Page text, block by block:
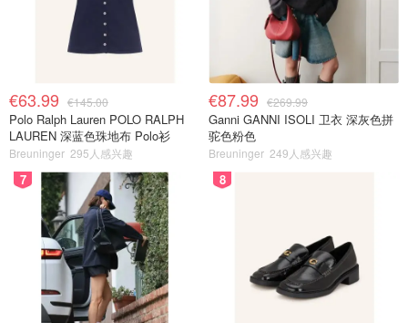
€63.99 €145.00
Polo Ralph Lauren POLO RALPH
LAUREN 深蓝色珠地布 Polo衫
Breuninger 295人感兴趣
€87.99 €269.99
Ganni GANNI ISOLI 卫衣 深灰色拼
驼色粉色
Breuninger 249人感兴趣
7 8